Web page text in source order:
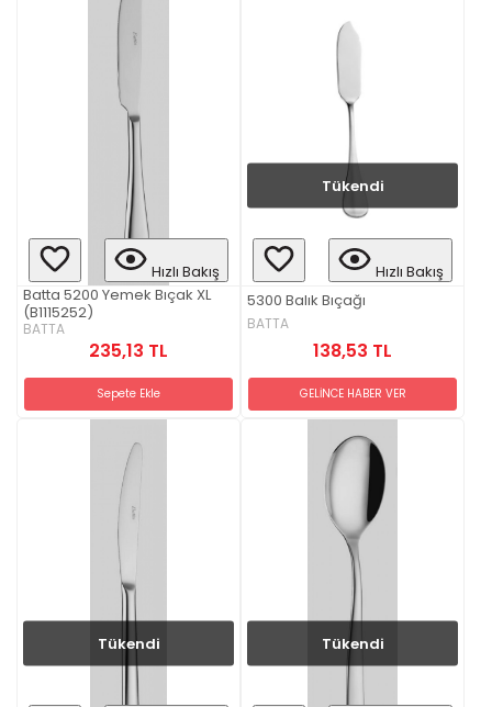
Hızlı Bakış
Batta 5200 Yemek Bıçak XL
(B1115252)
BATTA
235,13 TL
Sepete Ekle
Tükendi
Hızlı Bakış
5300 Balık Bıçağı
BATTA
138,53 TL
GELİNCE HABER VER
Tükendi Tükendi